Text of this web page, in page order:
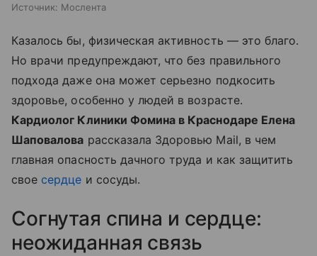
Источник: Мослента
Казалось бы, физическая активность — это благо.
Но врачи предупреждают, что без правильного
подхода даже она может серьезно подкосить
здоровье, особенно у людей в возрасте.
Кардиолог Клиники Фомина в Краснодаре Елена
Шаповалова рассказала Здоровью Mail, в чем
главная опасность дачного труда и как защитить
свое сердце и сосуды.
Согнутая спина и сердце:
неожиданная связь